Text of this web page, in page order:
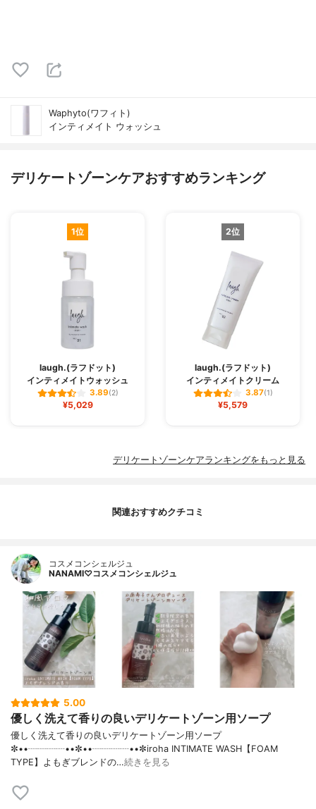
Waphyto(ワフィト)
インティメイト ウォッシュ
デリケートゾーンケアおすすめランキング
1位
laugh.(ラフドット)
インティメイトウォッシュ
3.89(2)
¥5,029
2位
laugh.(ラフドット)
インティメイトクリーム
3.87(1)
¥5,579
デリケートゾーンケアランキングをもっと見る
関連おすすめクチコミ
コスメコンシェルジュ
NANAMI♡コスメコンシェルジュ
5.00
優しく洗えて香りの良いデリケートゾーン用ソープ
優しく洗えて香りの良いデリケートゾーン用ソープ
✼••┈┈┈┈••✼••┈┈┈┈••✼iroha INTIMATE WASH【FOAM
TYPE】よもぎブレンドの…続きを見る